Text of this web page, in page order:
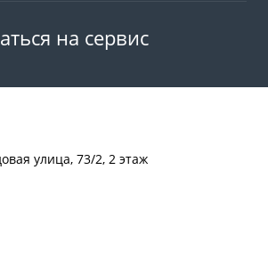
на сервис
улица, 73/2, 2 этаж